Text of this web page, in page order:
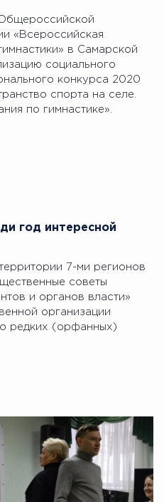
«Всероссийская
в Самарской
социального
конкурса 2020
спорта на селе.
по гимнастике».
год интересной
7-ми регионов
советы
и органов власти»
организации
редких (орфанных)